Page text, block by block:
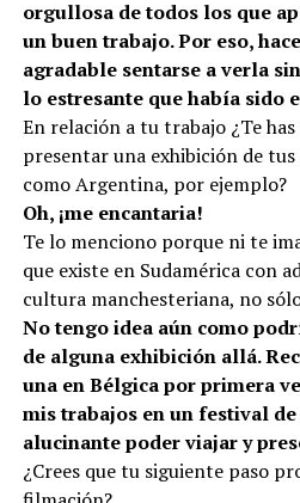
orgullosa de todos los que
un buen trabajo. Por eso,
agradable sentarse a verla
lo estresante que había sido
En relación a tu trabajo ¿Te
presentar una exhibición de
como Argentina, por ejemplo?
Oh, ¡me encantaria!
Te lo menciono porque ni te
que existe en Sudamérica con
cultura manchesteriana, no
No tengo idea aún como
de alguna exhibición allá.
una en Bélgica por primera
mis trabajos en un festival
alucinante poder viajar y
¿Crees que tu siguiente paso